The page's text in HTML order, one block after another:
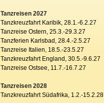
Tanzreisen 2027
Tanzkreuzfahrt Karibik, 28.1.-6.2.27
Tanzreise Ostern, 25.3.-29.3.27
Tanzferien Karlsbad, 28.4.-2.5.27
Tanzreise Italien, 18.5.-23.5.27
Tanzkreuzfahrt England, 30.5.-9.6.27
Tanzreise Ostsee, 11.7.-16.7.27
Tanzreisen 2028
Tanzkreuzfahrt Südafrika, 1.2.-15.2.28